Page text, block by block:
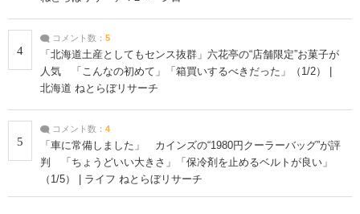
4
コメント数： 5
「北海道土産としてもセンス抜群」六花亭の“店舗限定”お菓子が
人気 「こんなの初めて」「箱買いするべきだった」（1/2） |
北海道 ねとらぼリサーチ
5
コメント数： 4
「車に常備しました」 カインズの“1980円クーラーバッグ”が評
判 「ちょうどいい大きさ」「保冷剤を止めるベルトが良い」
（1/5） | ライフ ねとらぼリサーチ